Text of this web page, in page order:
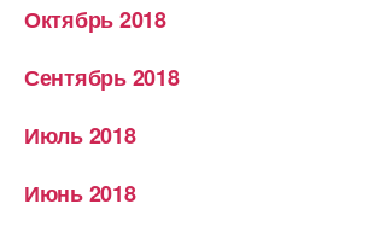
Октябрь 2018
Сентябрь 2018
Июль 2018
Июнь 2018